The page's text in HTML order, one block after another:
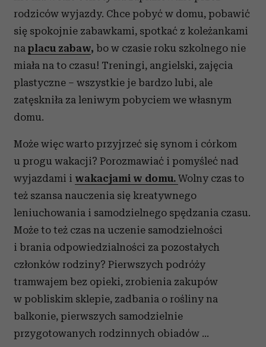
rodziców wyjazdy. Chce pobyć w domu, pobawić
się spokojnie zabawkami, spotkać z koleżankami
na placu zabaw, bo w czasie roku szkolnego nie
miała na to czasu! Treningi, angielski, zajęcia
plastyczne – wszystkie je bardzo lubi, ale
zatęskniła za leniwym pobyciem we własnym
domu.
Może więc warto przyjrzeć się synom i córkom
u progu wakacji? Porozmawiać i pomyśleć nad
wyjazdami i wakacjami w domu. Wolny czas to
też szansa nauczenia się kreatywnego
leniuchowania i samodzielnego spędzania czasu.
Może to też czas na uczenie samodzielności
i brania odpowiedzialności za pozostałych
członków rodziny? Pierwszych podróży
tramwajem bez opieki, zrobienia zakupów
w pobliskim sklepie, zadbania o rośliny na
balkonie, pierwszych samodzielnie
przygotowanych rodzinnych obiadów …